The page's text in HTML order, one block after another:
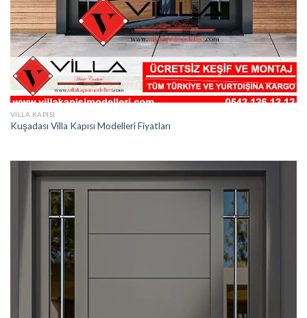
VILLA KAPISI
Kuşadası Villa Kapısı Modelleri Fiyatları